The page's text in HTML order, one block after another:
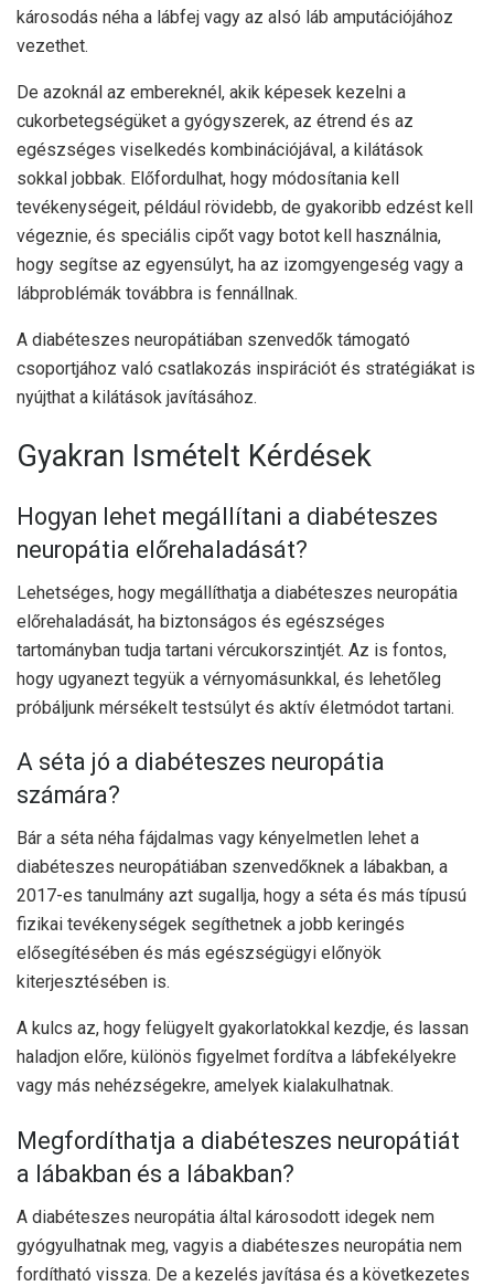
károsodás néha a lábfej vagy az alsó láb amputációjához
vezethet.
De azoknál az embereknél, akik képesek kezelni a
cukorbetegségüket a gyógyszerek, az étrend és az
egészséges viselkedés kombinációjával, a kilátások
sokkal jobbak. Előfordulhat, hogy módosítania kell
tevékenységeit, például rövidebb, de gyakoribb edzést kell
végeznie, és speciális cipőt vagy botot kell használnia,
hogy segítse az egyensúlyt, ha az izomgyengeség vagy a
lábproblémák továbbra is fennállnak.
A diabéteszes neuropátiában szenvedők támogató
csoportjához való csatlakozás inspirációt és stratégiákat is
nyújthat a kilátások javításához.
Gyakran Ismételt Kérdések
Hogyan lehet megállítani a diabéteszes
neuropátia előrehaladását?
Lehetséges, hogy megállíthatja a diabéteszes neuropátia
előrehaladását, ha biztonságos és egészséges
tartományban tudja tartani vércukorszintjét. Az is fontos,
hogy ugyanezt tegyük a vérnyomásunkkal, és lehetőleg
próbáljunk mérsékelt testsúlyt és aktív életmódot tartani.
A séta jó a diabéteszes neuropátia
számára?
Bár a séta néha fájdalmas vagy kényelmetlen lehet a
diabéteszes neuropátiában szenvedőknek a lábakban, a
2017-es tanulmány azt sugallja, hogy a séta és más típusú
fizikai tevékenységek segíthetnek a jobb keringés
elősegítésében és más egészségügyi előnyök
kiterjesztésében is.
A kulcs az, hogy felügyelt gyakorlatokkal kezdje, és lassan
haladjon előre, különös figyelmet fordítva a lábfekélyekre
vagy más nehézségekre, amelyek kialakulhatnak.
Megfordíthatja a diabéteszes neuropátiát
a lábakban és a lábakban?
A diabéteszes neuropátia által károsodott idegek nem
gyógyulhatnak meg, vagyis a diabéteszes neuropátia nem
fordítható vissza. De a kezelés javítása és a következetes